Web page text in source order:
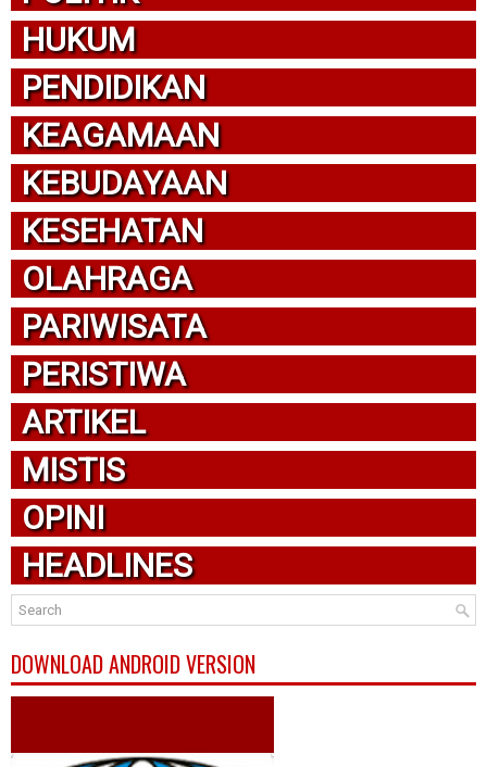
HUKUM
PENDIDIKAN
KEAGAMAAN
KEBUDAYAAN
KESEHATAN
OLAHRAGA
PARIWISATA
PERISTIWA
ARTIKEL
MISTIS
OPINI
HEADLINES
DOWNLOAD ANDROID VERSION